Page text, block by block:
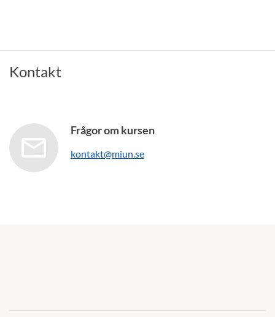
Kontakt
Frågor om kursen
kontakt@miun.se